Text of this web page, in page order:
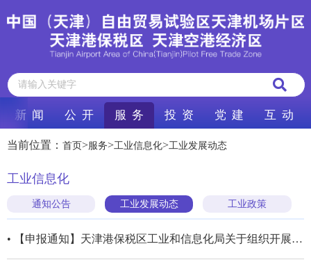
新 闻 公 开 服 务 投 资 党 建 互 动
当前位置： 首页>服务>工业信息化>工业发展动态
工业信息化
通知公告 工业发展动态 工业政策
• 【申报通知】天津港保税区工业和信息化局关于组织开展2025年度第一批天津市专精特新中小企业和天津市专精特新“种子”企业申报及复评的通知